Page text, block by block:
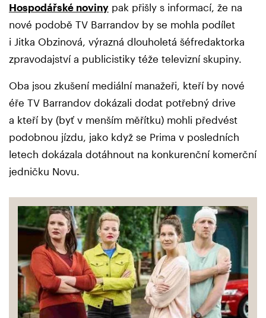
Hospodářské noviny pak přišly s informací, že na
nové podobě TV Barrandov by se mohla podílet
i Jitka Obzinová, výrazná dlouholetá šéfredaktorka
zpravodajství a publicistiky téže televizní skupiny.
Oba jsou zkušení mediální manažeři, kteří by nové
éře TV Barrandov dokázali dodat potřebný drive
a kteří by (byť v menším měřítku) mohli předvést
podobnou jízdu, jako když se Prima v posledních
letech dokázala dotáhnout na konkurenční komerční
jedničku Novu.